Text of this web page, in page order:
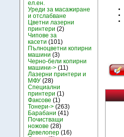
ел.ен.
Уреди за масажиране
и отслабване
Цветни лазерни
принтери (2)
Чипове за
касети (101)
Пълноцветни копирни
машини (3)
Черно-бели копирни
машини-> (11)
Лазерни принтери и
МФУ (28)
Специални
принтери (1)
Факсове (1)
Тонери-> (263)
Барабани (41)
Почистващи
ножове (28)
Девелопер (16)